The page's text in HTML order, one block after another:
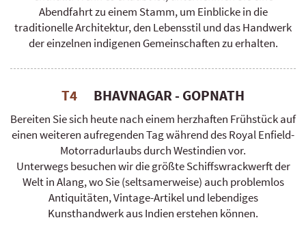
Abendfahrt zu einem Stamm, um Einblicke in die
traditionelle Architektur, den Lebensstil und das Handwerk
der einzelnen indigenen Gemeinschaften zu erhalten.
T4 BHAVNAGAR - GOPNATH
Bereiten Sie sich heute nach einem herzhaften Frühstück auf
einen weiteren aufregenden Tag während des Royal Enfield-
Motorradurlaubs durch Westindien vor.
Unterwegs besuchen wir die größte Schiffswrackwerft der
Welt in Alang, wo Sie (seltsamerweise) auch problemlos
Antiquitäten, Vintage-Artikel und lebendiges
Kunsthandwerk aus Indien erstehen können.